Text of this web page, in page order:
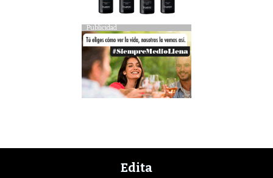
Publicidad
Edita